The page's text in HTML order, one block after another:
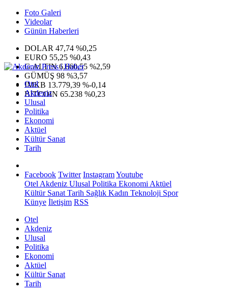
Foto Galeri
Videolar
Günün Haberleri
DOLAR 47,74 %0,25
EURO 55,25 %0,43
G.ALTIN6.660,55 %2,59
GÜMÜŞ 98 %3,57
IMKB 13.779,39 %-0,14
BITCOIN 65.238 %0,23
Otel
Akdeniz
Ulusal
Politika
Ekonomi
Aktüel
Kültür Sanat
Tarih
Facebook Twitter InstagramYoutube
Otel Akdeniz Ulusal Politika Ekonomi Aktüel
Kültür Sanat Tarih Sağlık Kadın Teknoloji Spor
Künye İletişim RSS
Otel
Akdeniz
Ulusal
Politika
Ekonomi
Aktüel
Kültür Sanat
Tarih